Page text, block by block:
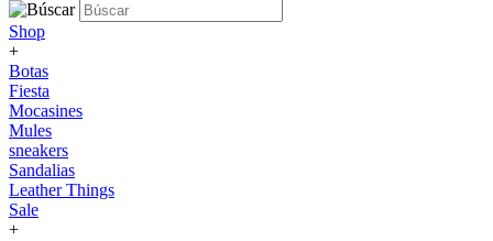
Shop
+
Botas
Fiesta
Mocasines
Mules
sneakers
Sandalias
Leather Things
Sale
+